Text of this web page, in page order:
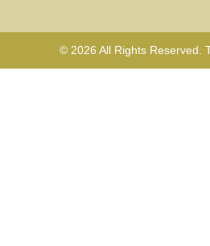
© 2026 All Rights Reserved.